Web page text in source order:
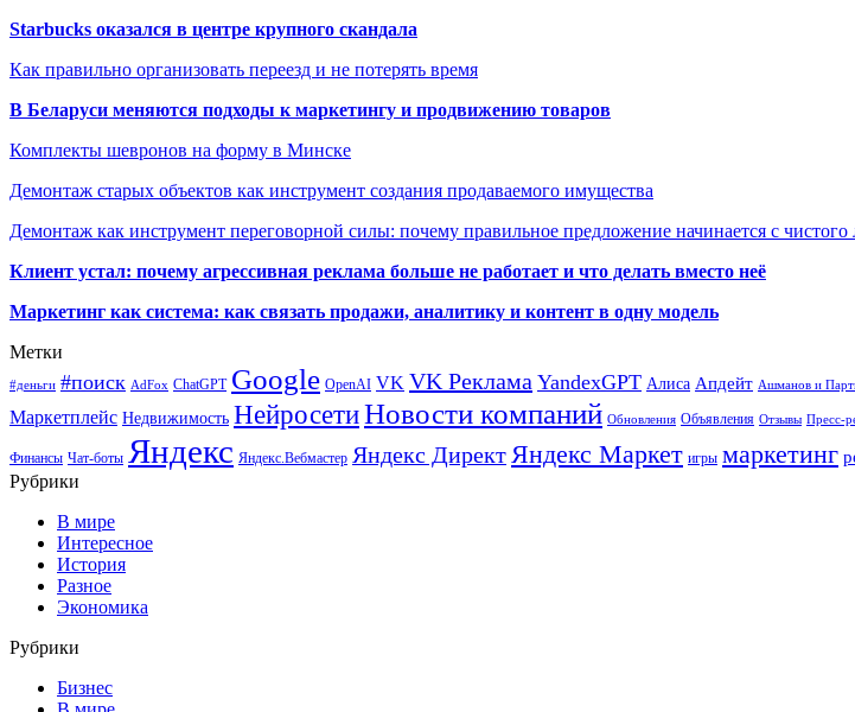
Starbucks оказался в центре крупного скандала
Как правильно организовать переезд и не потерять время
В Беларуси меняются подходы к маркетингу и продвижению товаров
Комплекты шевронов на форму в Минске
Демонтаж старых объектов как инструмент создания продаваемого имущества
Демонтаж как инструмент переговорной силы: почему правильное предложение начинается с чистого
Клиент устал: почему агрессивная реклама больше не работает и что делать вместо неё
Маркетинг как система: как связать продажи, аналитику и контент в одну модель
Метки
#деньги #поиск AdFox ChatGPT Google OpenAI VK VK Реклама YandexGPT Алиса Апдейт Ашманов и
Маркетплейс Недвижимость НейросетиНовости компаний Обновления Объявления Отзывы Пресс-
Финансы Чат-боты Яндекс Яндекс.Вебмастер Яндекс Директ Яндекс Маркет игры маркетинг
Рубрики
В мире
Интересное
История
Разное
Экономика
Рубрики
Бизнес